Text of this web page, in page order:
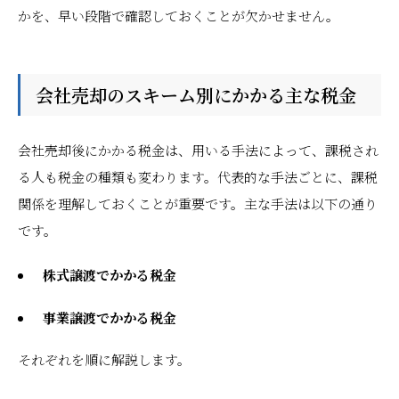
かを、早い段階で確認しておくことが欠かせません。
会社売却のスキーム別にかかる主な税金
会社売却後にかかる税金は、用いる手法によって、課税され
る人も税金の種類も変わります。代表的な手法ごとに、課税
関係を理解しておくことが重要です。主な手法は以下の通り
です。
株式譲渡でかかる税金
事業譲渡でかかる税金
それぞれを順に解説します。